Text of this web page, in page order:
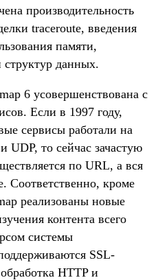
производительность
traceroute, введения
памяти,
данных.
6 усовершенствована с
Если в 1997 году,
сервисы работали на
UDP, то сейчас зачастую
по URL, а вся
Соответственно, кроме
реализованы новые
контента всего
системы
SSL-
HTTP и